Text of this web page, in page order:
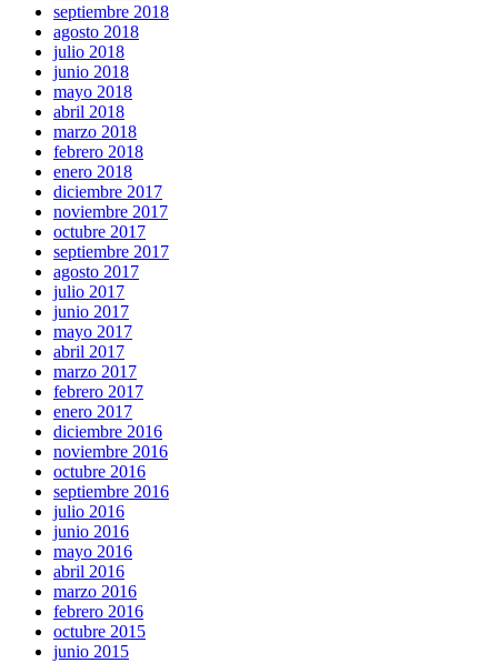
septiembre 2018
agosto 2018
julio 2018
junio 2018
mayo 2018
abril 2018
marzo 2018
febrero 2018
enero 2018
diciembre 2017
noviembre 2017
octubre 2017
septiembre 2017
agosto 2017
julio 2017
junio 2017
mayo 2017
abril 2017
marzo 2017
febrero 2017
enero 2017
diciembre 2016
noviembre 2016
octubre 2016
septiembre 2016
julio 2016
junio 2016
mayo 2016
abril 2016
marzo 2016
febrero 2016
octubre 2015
junio 2015